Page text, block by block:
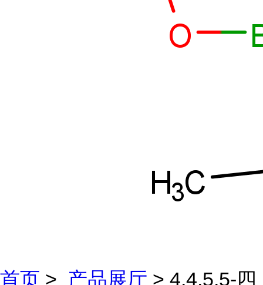
首页 > 产品展厅 > 4,4,5,5-四